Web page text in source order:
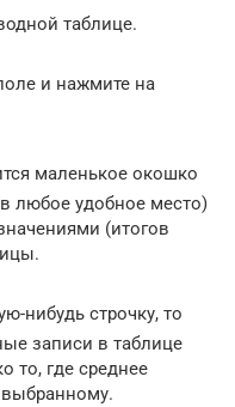
таблице.
и нажмите на
маленькое окошко
любое удобное место)
(итогов
нибудь строчку, то
записи в таблице
то, где среднее
выбранному.